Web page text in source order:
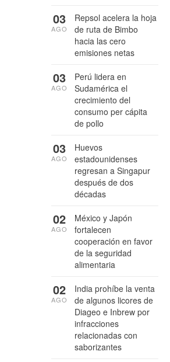
Repsol acelera la hoja
de ruta de Bimbo
hacia las cero
emisiones netas
03
AGO
Perú lidera en
Sudamérica el
crecimiento del
consumo per cápita
de pollo
03
AGO
Huevos
estadounidenses
regresan a Singapur
después de dos
décadas
03
AGO
México y Japón
fortalecen
cooperación en favor
de la seguridad
alimentaria
02
AGO
India prohíbe la venta
de algunos licores de
Diageo e Inbrew por
infracciones
relacionadas con
saborizantes
02
AGO